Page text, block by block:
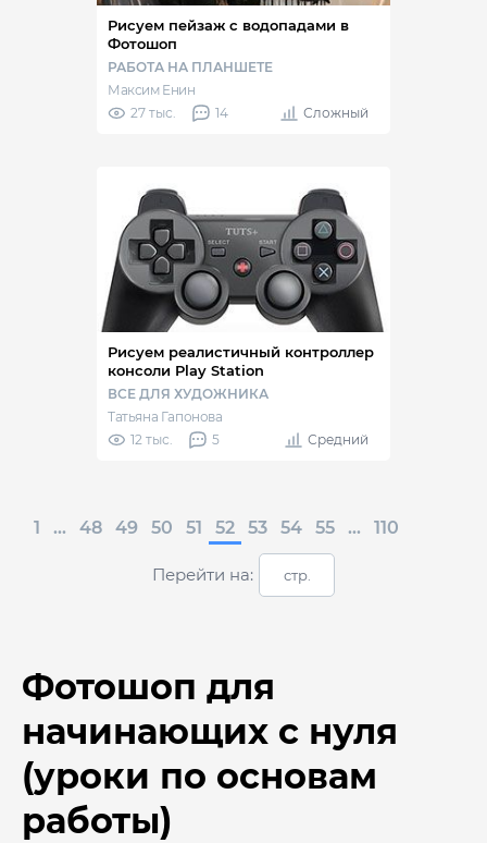
Рисуем пейзаж с водопадами в
Фотошоп
РАБОТА НА ПЛАНШЕТЕ
Максим Енин
27 тыс.
14 Сложный
Рисуем реалистичный контроллер
консоли Play Station
ВСЕ ДЛЯ ХУДОЖНИКА
Татьяна Гапонова
12 тыс.
5 Средний
1 ... 48 49 50 51 52 53 54 55 ... 110
Перейти на:
Фотошоп для
начинающих с нуля
(уроки по основам
работы)